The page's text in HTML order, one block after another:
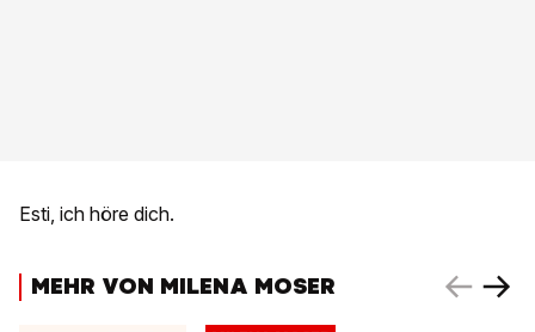
Esti, ich höre dich.
MEHR VON MILENA MOSER